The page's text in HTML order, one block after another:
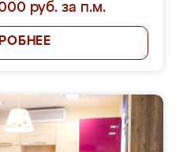
руб. за п.м.